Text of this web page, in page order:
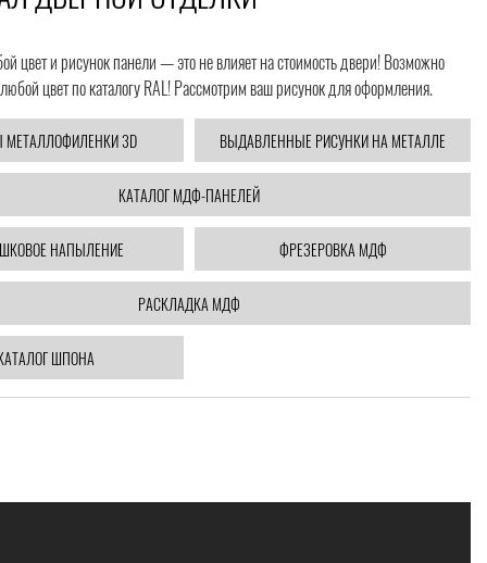
цвет и рисунок панели — это не влияет на стоимость двери! Возможно
цвет по каталогу RAL! Рассмотрим ваш рисунок для оформления.
МЕТАЛЛОФИЛЕНКИ 3D ВЫДАВЛЕННЫЕ РИСУНКИ НА МЕТАЛЛЕ
КАТАЛОГ МДФ-ПАНЕЛЕЙ
НАПЫЛЕНИЕ ФРЕЗЕРОВКА МДФ
РАСКЛАДКА МДФ
ШПОНА